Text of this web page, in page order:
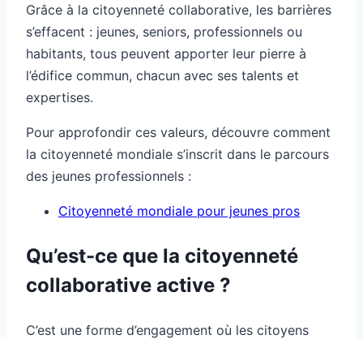
Grâce à la citoyenneté collaborative, les barrières
s’effacent : jeunes, seniors, professionnels ou
habitants, tous peuvent apporter leur pierre à
l’édifice commun, chacun avec ses talents et
expertises.
Pour approfondir ces valeurs, découvre comment
la citoyenneté mondiale s’inscrit dans le parcours
des jeunes professionnels :
Citoyenneté mondiale pour jeunes pros
Qu’est-ce que la citoyenneté
collaborative active ?
C’est une forme d’engagement où les citoyens